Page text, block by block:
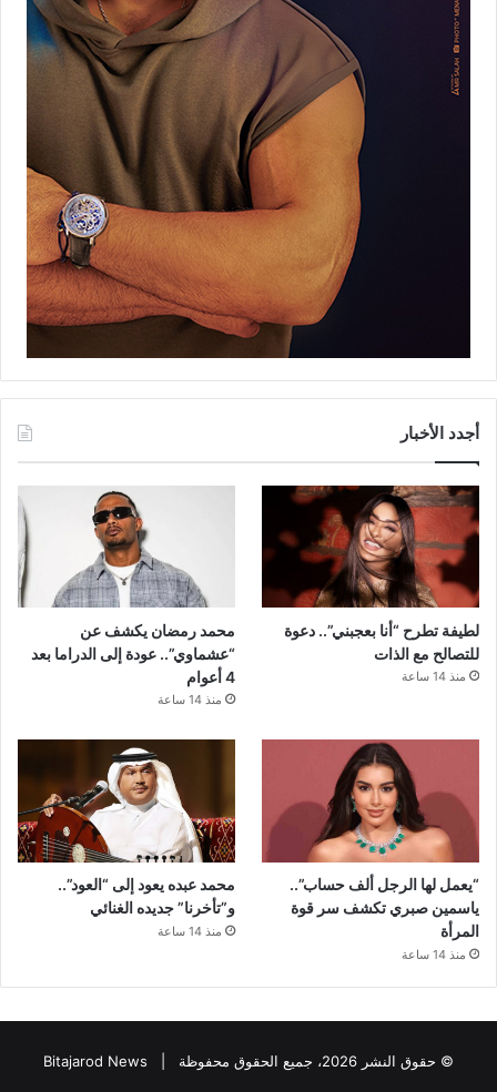
أجدد الأخبار
لطيفة تطرح “أنا بعجبني”.. دعوة
للتصالح مع الذات
منذ 14 ساعة
محمد رمضان يكشف عن
“عشماوي”.. عودة إلى الدراما بعد
4 أعوام
منذ 14 ساعة
“يعمل لها الرجل ألف حساب”..
ياسمين صبري تكشف سر قوة
المرأة
منذ 14 ساعة
محمد عبده يعود إلى “العود”..
و”تأخرنا” جديده الغنائي
منذ 14 ساعة
© حقوق النشر 2026، جميع الحقوق محفوظة | Bitajarod News